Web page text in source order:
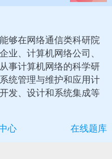
够在网络通信类科研院
业、计算机网络公司、
事计算机网络的科学研
统管理与维护和应用计
发、设计和系统集成等
心 在线题库